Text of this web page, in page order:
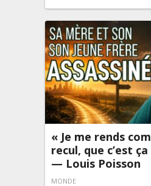
« Je me rends
recul, que c’est
— Louis Poisson
MONDE